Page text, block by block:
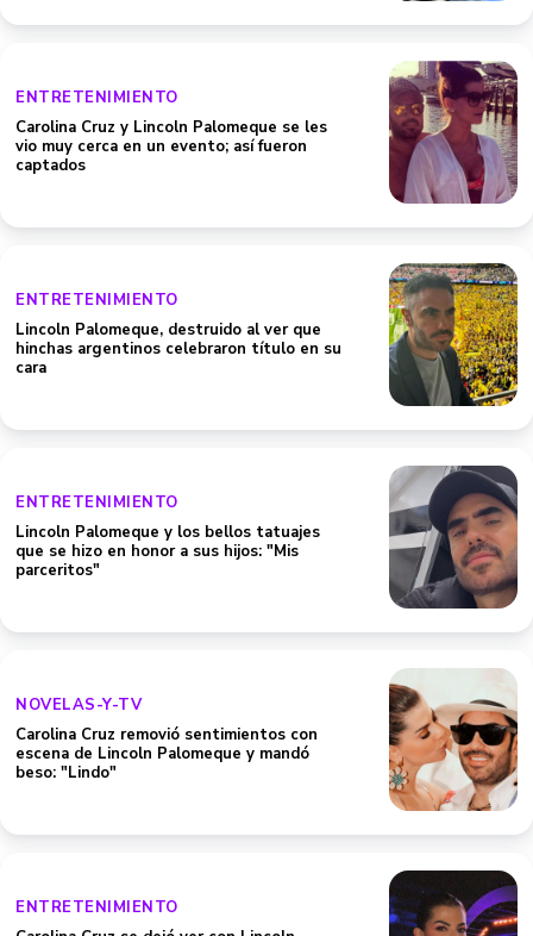
ENTRETENIMIENTO
Carolina Cruz y Lincoln Palomeque se les
vio muy cerca en un evento; así fueron
captados
ENTRETENIMIENTO
Lincoln Palomeque, destruido al ver que
hinchas argentinos celebraron título en su
cara
ENTRETENIMIENTO
Lincoln Palomeque y los bellos tatuajes
que se hizo en honor a sus hijos: "Mis
parceritos"
NOVELAS-Y-TV
Carolina Cruz removió sentimientos con
escena de Lincoln Palomeque y mandó
beso: "Lindo"
ENTRETENIMIENTO